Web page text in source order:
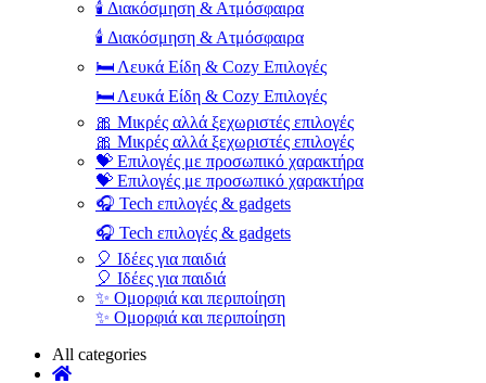
🕯️ Διακόσμηση & Ατμόσφαιρα
🕯️ Διακόσμηση & Ατμόσφαιρα
🛏️ Λευκά Είδη & Cozy Επιλογές
🛏️ Λευκά Είδη & Cozy Επιλογές
🎀 Μικρές αλλά ξεχωριστές επιλογές
🎀 Μικρές αλλά ξεχωριστές επιλογές
💝 Επιλογές με προσωπικό χαρακτήρα
💝 Επιλογές με προσωπικό χαρακτήρα
🎧 Tech επιλογές & gadgets
🎧 Tech επιλογές & gadgets
🎈 Ιδέες για παιδιά
🎈 Ιδέες για παιδιά
✨ Ομορφιά και περιποίηση
✨ Ομορφιά και περιποίηση
All categories